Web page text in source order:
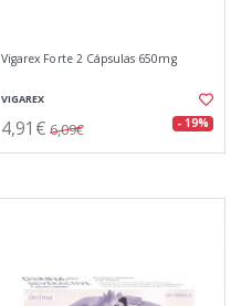
Vigarex Forte 2 Cápsulas 650mg
VIGAREX
4,91€ 6,09€ - 19%